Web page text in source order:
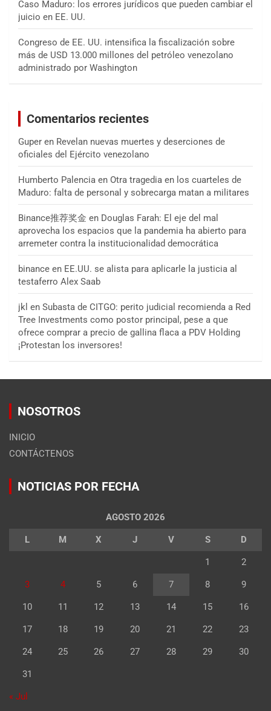
Caso Maduro: los errores jurídicos que pueden cambiar el
juicio en EE. UU.
Congreso de EE. UU. intensifica la fiscalización sobre
más de USD 13.000 millones del petróleo venezolano
administrado por Washington
Comentarios recientes
Guper en Revelan nuevas muertes y deserciones de
oficiales del Ejército venezolano
Humberto Palencia en Otra tragedia en los cuarteles de
Maduro: falta de personal y sobrecarga matan a militares
Binance推荐奖金 en Douglas Farah: El eje del mal
aprovecha los espacios que la pandemia ha abierto para
arremeter contra la institucionalidad democrática
binance en EE.UU. se alista para aplicarle la justicia al
testaferro Alex Saab
jkl en Subasta de CITGO: perito judicial recomienda a Red
Tree Investments como postor principal, pese a que
ofrece comprar a precio de gallina flaca a PDV Holding
¡Protestan los inversores!
NOSOTROS
INICIO
CONTÁCTENOS
NOTICIAS POR FECHA
AGOSTO 2026
L M X J V S D
1 2
3 4 5 6 7 8 9
10 11 12 13 14 15 16
17 18 19 20 21 22 23
24 25 26 27 28 29 30
31
« Jul